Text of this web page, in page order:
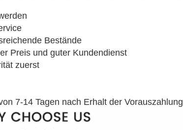
Bestände
Preis und guter Kundendienst
zuerst
7-14 Tagen nach Erhalt der Vorauszahlung